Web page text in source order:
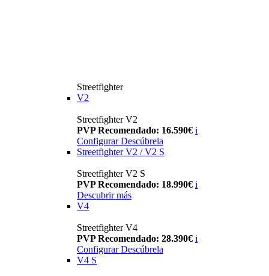
Streetfighter
V2
Streetfighter V2
PVP Recomendado: 16.590€ i
Configurar Descúbrela
Streetfighter V2 / V2 S
Streetfighter V2 S
PVP Recomendado: 18.990€ i
Descubrir más
V4
Streetfighter V4
PVP Recomendado: 28.390€ i
Configurar Descúbrela
V4 S